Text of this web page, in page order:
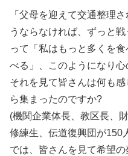
「父母を迎えて交通整理
うならなければ、ずっと
って「私はもっと多くを
べる」、このようになり心
それを見て皆さんは何も
ら集まったのですか?
(機関企業体長、教区長、
修練生、伝道復興団が150
では、皆さんを見て希望